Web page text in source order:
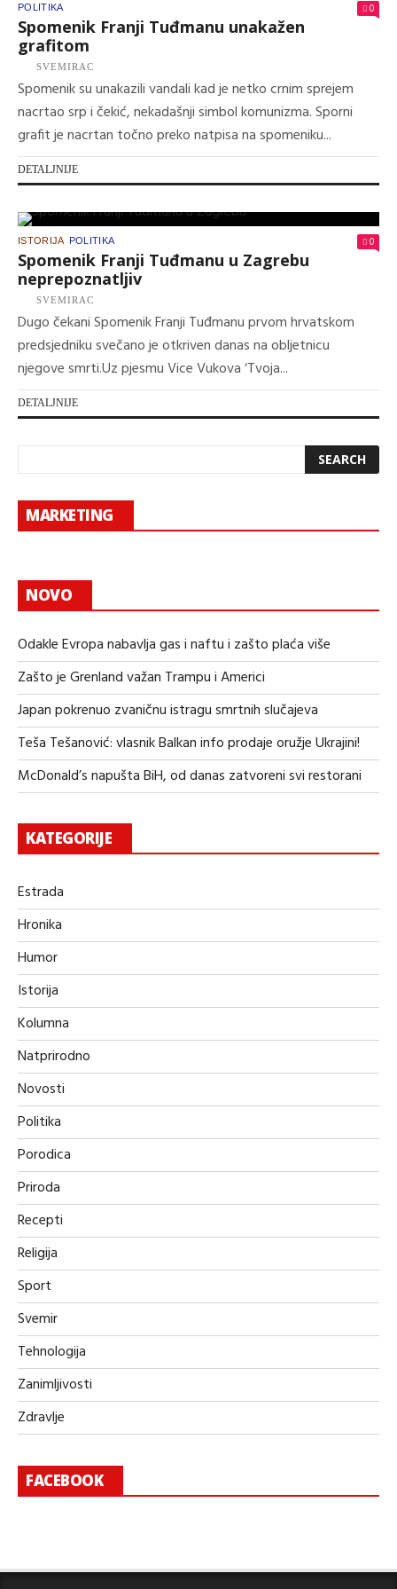
POLITIKA 0
Spomenik Franji Tuđmanu unakažen
grafitom
SVEMIRAC
Spomenik su unakazili vandali kad je netko crnim sprejem
nacrtao srp i čekić, nekadašnji simbol komunizma. Sporni
grafit je nacrtan točno preko natpisa na spomeniku...
DETALJNIJE
ISTORIJA POLITIKA 0
Spomenik Franji Tuđmanu u Zagrebu
neprepoznatljiv
SVEMIRAC
Dugo čekani Spomenik Franji Tuđmanu prvom hrvatskom
predsjedniku svečano je otkriven danas na obljetnicu
njegove smrti.Uz pjesmu Vice Vukova ‘Tvoja...
DETALJNIJE
MARKETING
NOVO
Odakle Evropa nabavlja gas i naftu i zašto plaća više
Zašto je Grenland važan Trampu i Americi
Japan pokrenuo zvaničnu istragu smrtnih slučajeva
Teša Tešanović: vlasnik Balkan info prodaje oružje Ukrajini!
McDonald’s napušta BiH, od danas zatvoreni svi restorani
KATEGORIJE
Estrada
Hronika
Humor
Istorija
Kolumna
Natprirodno
Novosti
Politika
Porodica
Priroda
Recepti
Religija
Sport
Svemir
Tehnologija
Zanimljivosti
Zdravlje
FACEBOOK